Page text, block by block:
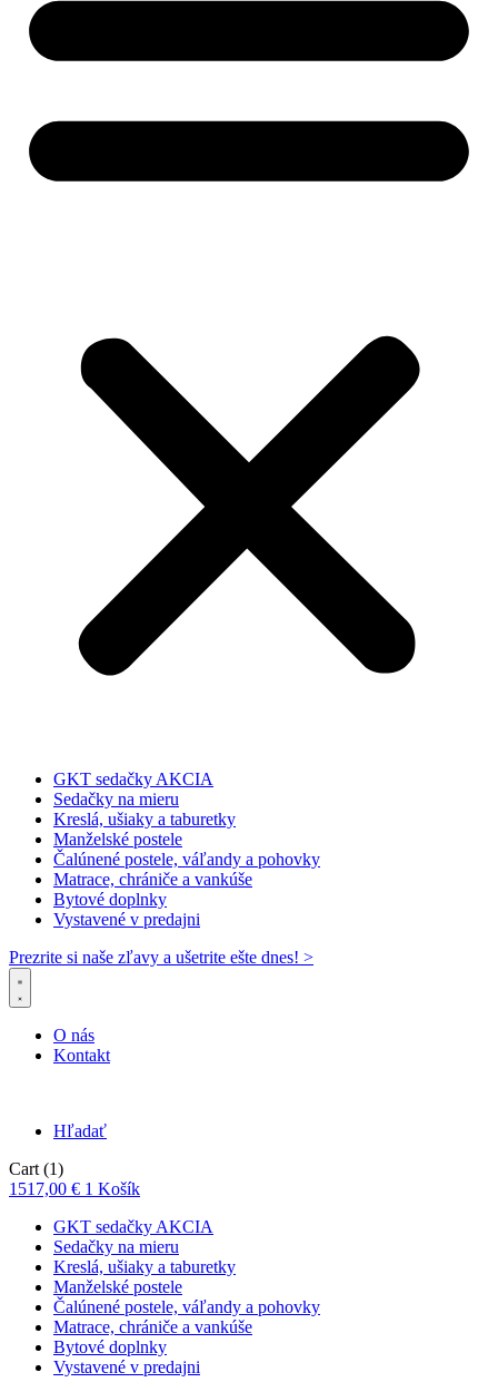
GKT sedačky AKCIA
Sedačky na mieru
Kreslá, ušiaky a taburetky
Manželské postele
Čalúnené postele, váľandy a pohovky
Matrace, chrániče a vankúše
Bytové doplnky
Vystavené v predajni
Prezrite si naše zľavy a ušetrite ešte dnes! >​
O nás
Kontakt
Hľadať
Cart (1)
1517,00 € 1 Košík
GKT sedačky AKCIA
Sedačky na mieru
Kreslá, ušiaky a taburetky
Manželské postele
Čalúnené postele, váľandy a pohovky
Matrace, chrániče a vankúše
Bytové doplnky
Vystavené v predajni